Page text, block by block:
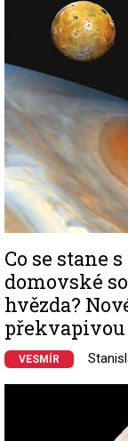
Co se stane
domovské
hvězda?
překvapivou
VESMÍR